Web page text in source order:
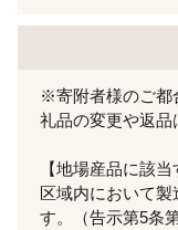
※寄附者様のご都
礼品の変更や返品
【地場産品に該当
区域内において
す。（告示第5条